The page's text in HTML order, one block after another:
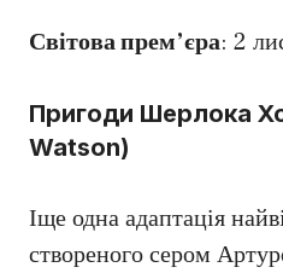
Світова прем’єра: 2
Пригоди Шерлока
Watson)
Іще одна адаптація
створеного сером